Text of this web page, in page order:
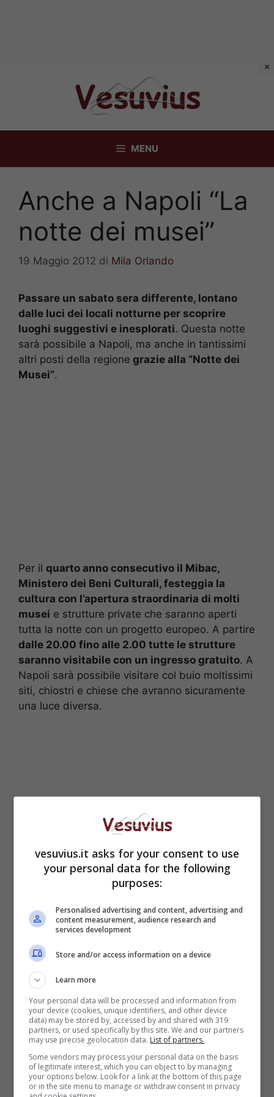
MENU
Anche a Napoli “La
notte dei musei”
19 Maggio 2012 di Mila Orlando
Passare un sabato sera differente, lontano
dalle luci dei locali notturne per scoprire
luoghi suggestivi e inesplorati. Questa notte
sarà possibile a Napoli, ma anche in tantissimi
altri posti della regione grazie alla “Notte dei
Musei”.
Per il quarto anno consecutivo il Mibac,
Ministero dei Beni Culturali, festeggia la
cultura con l’apertura straordinaria di molti
musei e strutture private che saranno aperti
tutta la notte con un progetto europeo. A partire
dalle 20.00 fino alle 2.00 tutte le strutture
saranno visitabile con un ingresso gratuito. A
Napoli sarà possibile visitare col buio moltissimi
siti, chiostri e chiese che avranno sicuramente
una luce diversa.
dei Monumenti, è a cura dell’assessorato alla
Cultura e al Turismo del Comune di Napol
città e in tutta la regione i siti da visitare sono
numerosissimi, dalMuseo Archeologico
agliscavi di Pompei
Sant’Elmo
Capodimonte.
vesuvius.it asks for your consent to use
your personal data for the following
purposes:
Personalised advertising and content, advertising and
content measurement, audience research and
services development
Store and/or access information on a device
Learn more
Your personal data will be processed and information from
your device (cookies, unique identifiers, and other device
data) may be stored by, accessed by and shared with 319
partners, or used specifically by this site. We and our partners
may use precise geolocation data. List of partners.
Some vendors may process your personal data on the basis
of legitimate interest, which you can object to by managing
your options below. Look for a link at the bottom of this page
or in the site menu to manage or withdraw consent in privacy